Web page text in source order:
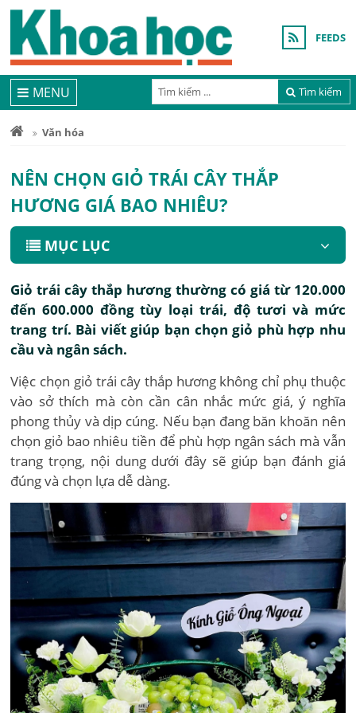
FEEDS
Tìm kiếm
MENU
Văn hóa
NÊN CHỌN GIỎ TRÁI CÂY THẮP
HƯƠNG GIÁ BAO NHIÊU?
MỤC LỤC
Giỏ trái cây thắp hương thường có giá từ 120.000
đến 600.000 đồng tùy loại trái, độ tươi và mức
trang trí. Bài viết giúp bạn chọn giỏ phù hợp nhu
cầu và ngân sách.
Việc chọn giỏ trái cây thắp hương không chỉ phụ thuộc
vào sở thích mà còn cần cân nhắc mức giá, ý nghĩa
phong thủy và dịp cúng. Nếu bạn đang băn khoăn nên
chọn giỏ bao nhiêu tiền để phù hợp ngân sách mà vẫn
trang trọng, nội dung dưới đây sẽ giúp bạn đánh giá
đúng và chọn lựa dễ dàng.